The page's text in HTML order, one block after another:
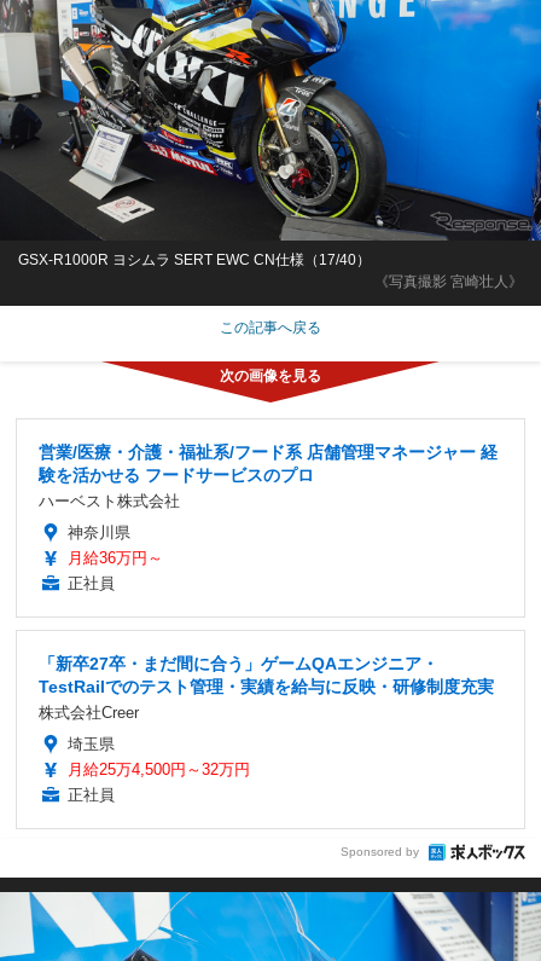
《写真撮影 宮崎壮人》
GSX-R1000R ヨシムラ SERT EWC CN仕様（17/40）
この記事へ戻る
営業/医療・介護・福祉系/フード系 店舗管理マネージャー 経
験を活かせる フードサービスのプロ
ハーベスト株式会社
神奈川県
月給36万円～
正社員
「新卒27卒・まだ間に合う」ゲームQAエンジニア・
TestRailでのテスト管理・実績を給与に反映・研修制度充実
株式会社Creer
埼玉県
月給25万4,500円～32万円
正社員
Sponsored by